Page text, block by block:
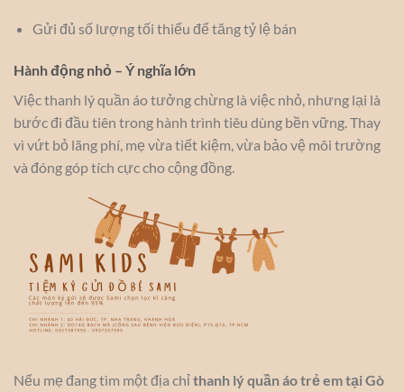
Gửi đủ số lượng tối thiểu để tăng tỷ lệ bán
Hành động nhỏ – Ý nghĩa lớn
Việc thanh lý quần áo tưởng chừng là việc nhỏ, nhưng lại là
bước đi đầu tiên trong hành trình tiêu dùng bền vững. Thay
vì vứt bỏ lãng phí, mẹ vừa tiết kiệm, vừa bảo vệ môi trường
và đóng góp tích cực cho cộng đồng.
Nếu mẹ đang tìm một địa chỉthanh lý quần áo trẻ em tại Gò